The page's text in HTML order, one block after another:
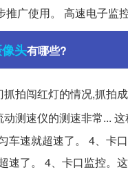
推广使用。 高速电子监
头有哪些?
拍闯红灯的情况,抓拍
动测速仪的测速非常...
车速就超速了。 4、卡
速了。 4、卡口监控。